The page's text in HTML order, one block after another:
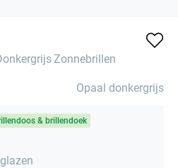
Zonnebrillen
Opaal donkergrijs
& brillendoek